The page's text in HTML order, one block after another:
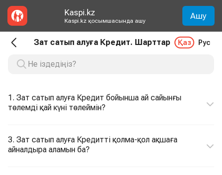
Kaspi.kz
Kaspi.kz қосымшасында ашу Ашу
Зат сатып алуға Кредит. Шарттар Қаз Рус
1. Зат сатып алуға Кредит бойынша ай сайынғы
төлемді қай күні төлеймін?
3. Зат сатып алуға Кредитті қолма-қол ақшаға
айналдыра аламын ба?